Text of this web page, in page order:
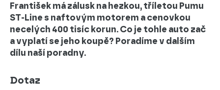
František má zálusk na hezkou, tříletou Pumu
ST-Line s naftovým motorem a cenovkou
necelých 400 tisíc korun. Co je tohle auto zač
a vyplatí se jeho koupě? Poradíme v dalším
dílu naší poradny.
Dotaz